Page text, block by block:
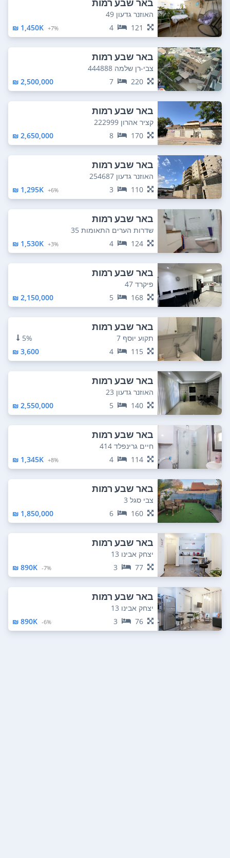
באר שבע רמות
האוזנר גדעון 49
121
4
7%+
1,450K ₪
באר שבע רמות
צבי-רן שלמה 444888
220
7
2,500,000 ₪
באר שבע רמות
קציר אהרון 222999
170
8
2,650,000 ₪
באר שבע רמות
האוזנר גדעון 254687
110
3
6%+
1,295K ₪
באר שבע רמות
שדרות הערים התאומות 35
124
4
3%+
1,530K ₪
באר שבע רמות
פיקרד 47
168
5
2,150,000 ₪
באר שבע רמות
תקוע יוסף 7
5%
115
4
3,600 ₪
באר שבע רמות
האוזנר גדעון 23
140
5
2,550,000 ₪
באר שבע רמות
חיים גרינפלד 414
114
4
8%+
1,345K ₪
באר שבע רמות
צבי סגל 3
160
6
1,850,000 ₪
באר שבע רמות
יצחק אבינו 13
77
3
7%-
890K ₪
באר שבע רמות
יצחק אבינו 13
76
3
6%-
890K ₪